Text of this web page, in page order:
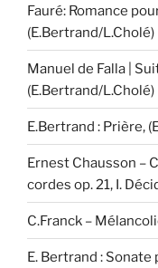
Fauré: Romance
(E.Bertrand/L.Cholé)
Manuel de Falla |
(E.Bertrand/L.Cholé)
E.Bertrand : Prière,
Ernest Chausson –
cordes op. 21, I.
C.Franck –
E. Bertrand :